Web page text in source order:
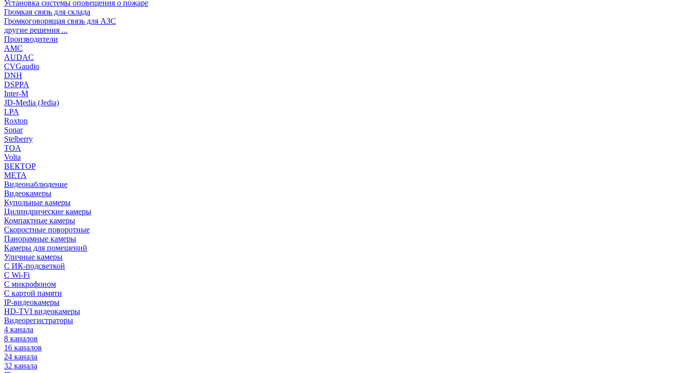
Установка системы оповещения о пожаре
Громкая связь для склада
Громкоговорящая связь для АЗС
другие решения ...
Производители
AMC
AUDAC
CVGaudio
DNH
DSPPA
Inter-M
JD-Media (Jedia)
LPA
Roxton
Sonar
Stelberry
TOA
Volta
ВЕКТОР
МЕТА
Видеонаблюдение
Видеокамеры
Купольные камеры
Цилиндрические камеры
Компактные камеры
Скоростные поворотные
Панорамные камеры
Камеры для помещений
Уличные камеры
С ИК-подсветкой
С Wi-Fi
С микрофоном
С картой памяти
IP-видеокамеры
HD-TVI видеокамеры
Видеорегистраторы
4 канала
8 каналов
16 каналов
24 канала
32 канала